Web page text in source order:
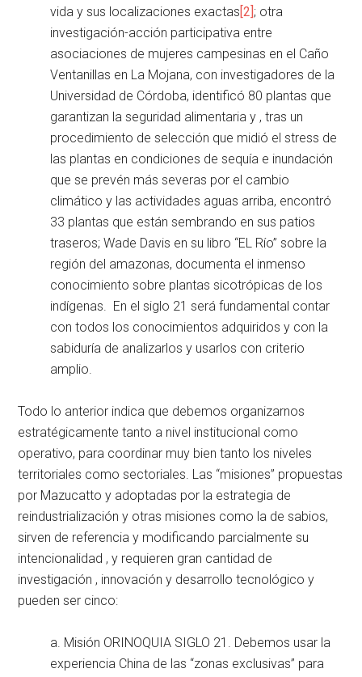
vida y sus localizaciones exactas [2] ; otra
investigación-acción participativa entre
asociaciones de mujeres campesinas en el Caño
Ventanillas en La Mojana, con investigadores de la
Universidad de Córdoba, identificó 80 plantas que
garantizan la seguridad alimentaria y , tras un
procedimiento de selección que midió el stress de
las plantas en condiciones de sequía e inundación
que se prevén más severas por el cambio
climático y las actividades aguas arriba, encontró
33 plantas que están sembrando en sus patios
traseros; Wade Davis en su libro “EL Río” sobre la
región del amazonas, documenta el inmenso
conocimiento sobre plantas sicotrópicas de los
indígenas. En el siglo 21 será fundamental contar
con todos los conocimientos adquiridos y con la
sabiduría de analizarlos y usarlos con criterio
amplio.
Todo lo anterior indica que debemos organizarnos
estratégicamente tanto a nivel institucional como
operativo, para coordinar muy bien tanto los niveles
territoriales como sectoriales. Las “misiones” propuestas
por Mazucatto y adoptadas por la estrategia de
reindustrialización y otras misiones como la de sabios,
sirven de referencia y modificando parcialmente su
intencionalidad , y requieren gran cantidad de
investigación , innovación y desarrollo tecnológico y
pueden ser cinco:
a. Misión ORINOQUIA SIGLO 21. Debemos usar la
experiencia China de las “zonas exclusivas” para